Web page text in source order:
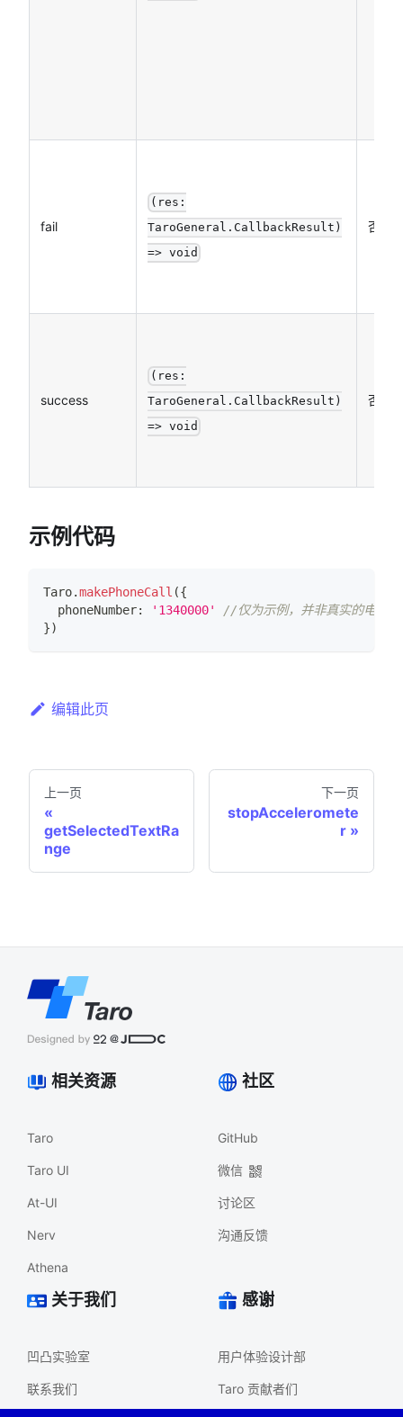
fail
(res:
TaroGeneral.CallbackResult)
=> void
否
success
(res:
TaroGeneral.CallbackResult)
=> void
否
示例代码
Taro.makePhoneCall ({
  phoneNumber
: '1340000'
//仅为示例，并非真实的电话
})
编辑此页
上一页
getSelectedTextRa
nge
下一页
stopAcceleromete
r
相关资源
Taro
Taro UI
At-UI
Nerv
Athena
社区
GitHub
微信
讨论区
沟通反馈
关于我们
凹凸实验室
联系我们
感谢
用户体验设计部
Taro 贡献者们